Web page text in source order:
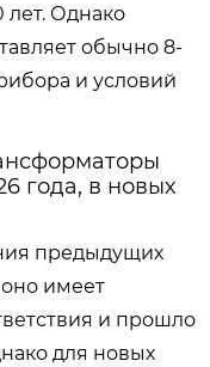
лет. Однако
обычно 8-
и условий
года, в новых
предыдущих
оно имеет
и прошло
для новых